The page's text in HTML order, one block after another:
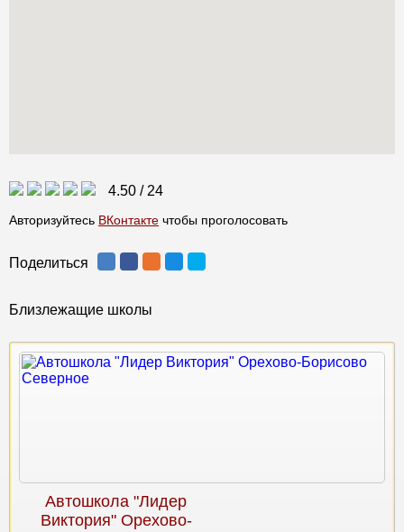
4.50 / 24
Авторизуйтесь ВКонтакте чтобы проголосовать
Поделиться
Близлежащие школы
Автошкола "Лидер
Виктория" Орехово-